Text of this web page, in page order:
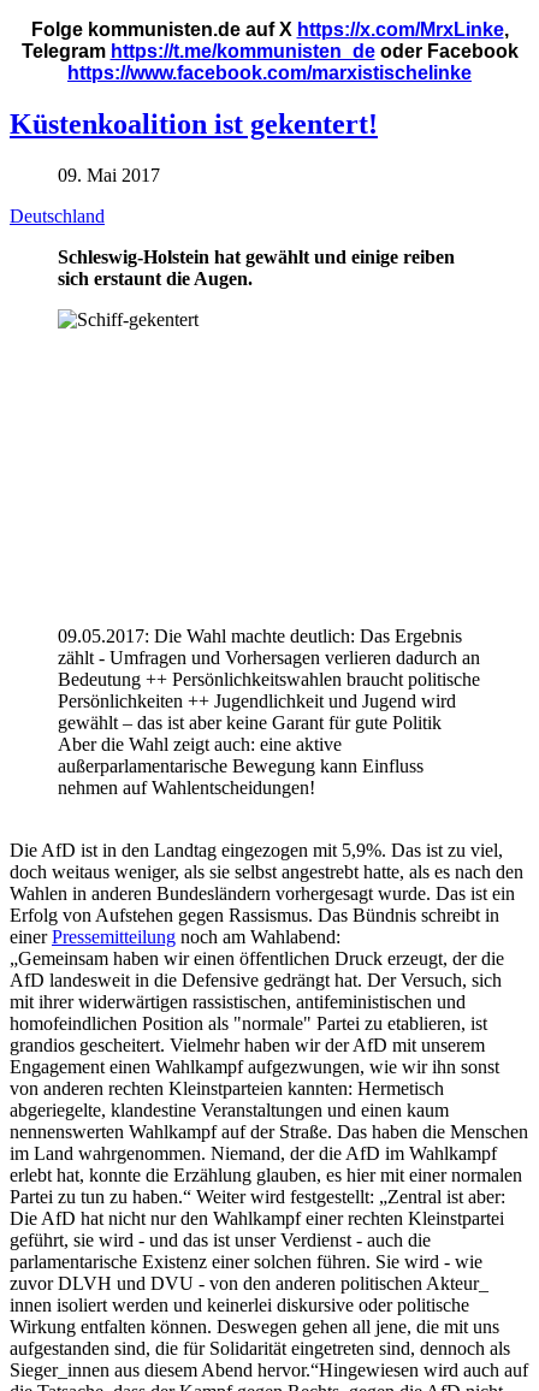
Folge kommunisten.de auf X https://x.com/MrxLinke,
Telegram https://t.me/kommunisten_deoder Facebook
https://www.facebook.com/marxistischelinke
Küstenkoalition ist gekentert!
09. Mai 2017
Deutschland
Schleswig-Holstein hat gewählt und einige reiben
sich erstaunt die Augen.
09.05.2017: Die Wahl machte deutlich: Das Ergebnis
zählt - Umfragen und Vorhersagen verlieren dadurch an
Bedeutung ++ Persönlichkeitswahlen braucht politische
Persönlichkeiten ++ Jugendlichkeit und Jugend wird
gewählt – das ist aber keine Garant für gute Politik
Aber die Wahl zeigt auch: eine aktive
außerparlamentarische Bewegung kann Einfluss
nehmen auf Wahlentscheidungen!
Die AfD ist in den Landtag eingezogen mit 5,9%. Das ist zu viel,
doch weitaus weniger, als sie selbst angestrebt hatte, als es nach den
Wahlen in anderen Bundesländern vorhergesagt wurde. Das ist ein
Erfolg von Aufstehen gegen Rassismus. Das Bündnis schreibt in
einerPressemitteilung noch am Wahlabend:
„Gemeinsam haben wir einen öffentlichen Druck erzeugt, der die
AfD landesweit in die Defensive gedrängt hat. Der Versuch, sich
mit ihrer widerwärtigen rassistischen, antifeministischen und
homofeindlichen Position als "normale" Partei zu etablieren, ist
grandios gescheitert. Vielmehr haben wir der AfD mit unserem
Engagement einen Wahlkampf aufgezwungen, wie wir ihn sonst
von anderen rechten Kleinstparteien kannten: Hermetisch
abgeriegelte, klandestine Veranstaltungen und einen kaum
nennenswerten Wahlkampf auf der Straße. Das haben die Menschen
im Land wahrgenommen. Niemand, der die AfD im Wahlkampf
erlebt hat, konnte die Erzählung glauben, es hier mit einer normalen
Partei zu tun zu haben.“ Weiter wird festgestellt: „Zentral ist aber:
Die AfD hat nicht nur den Wahlkampf einer rechten Kleinstpartei
geführt, sie wird - und das ist unser Verdienst - auch die
parlamentarische Existenz einer solchen führen. Sie wird - wie
zuvor DLVH und DVU - von den anderen politischen Akteur_
innen isoliert werden und keinerlei diskursive oder politische
Wirkung entfalten können. Deswegen gehen all jene, die mit uns
aufgestanden sind, die für Solidarität eingetreten sind, dennoch als
Sieger_innen aus diesem Abend hervor.“Hingewiesen wird auch auf